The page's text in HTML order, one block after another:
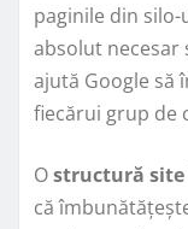
paginile din silo-
absolut necesar
ajută Google să
fiecărui grup de
Ostructură site
că